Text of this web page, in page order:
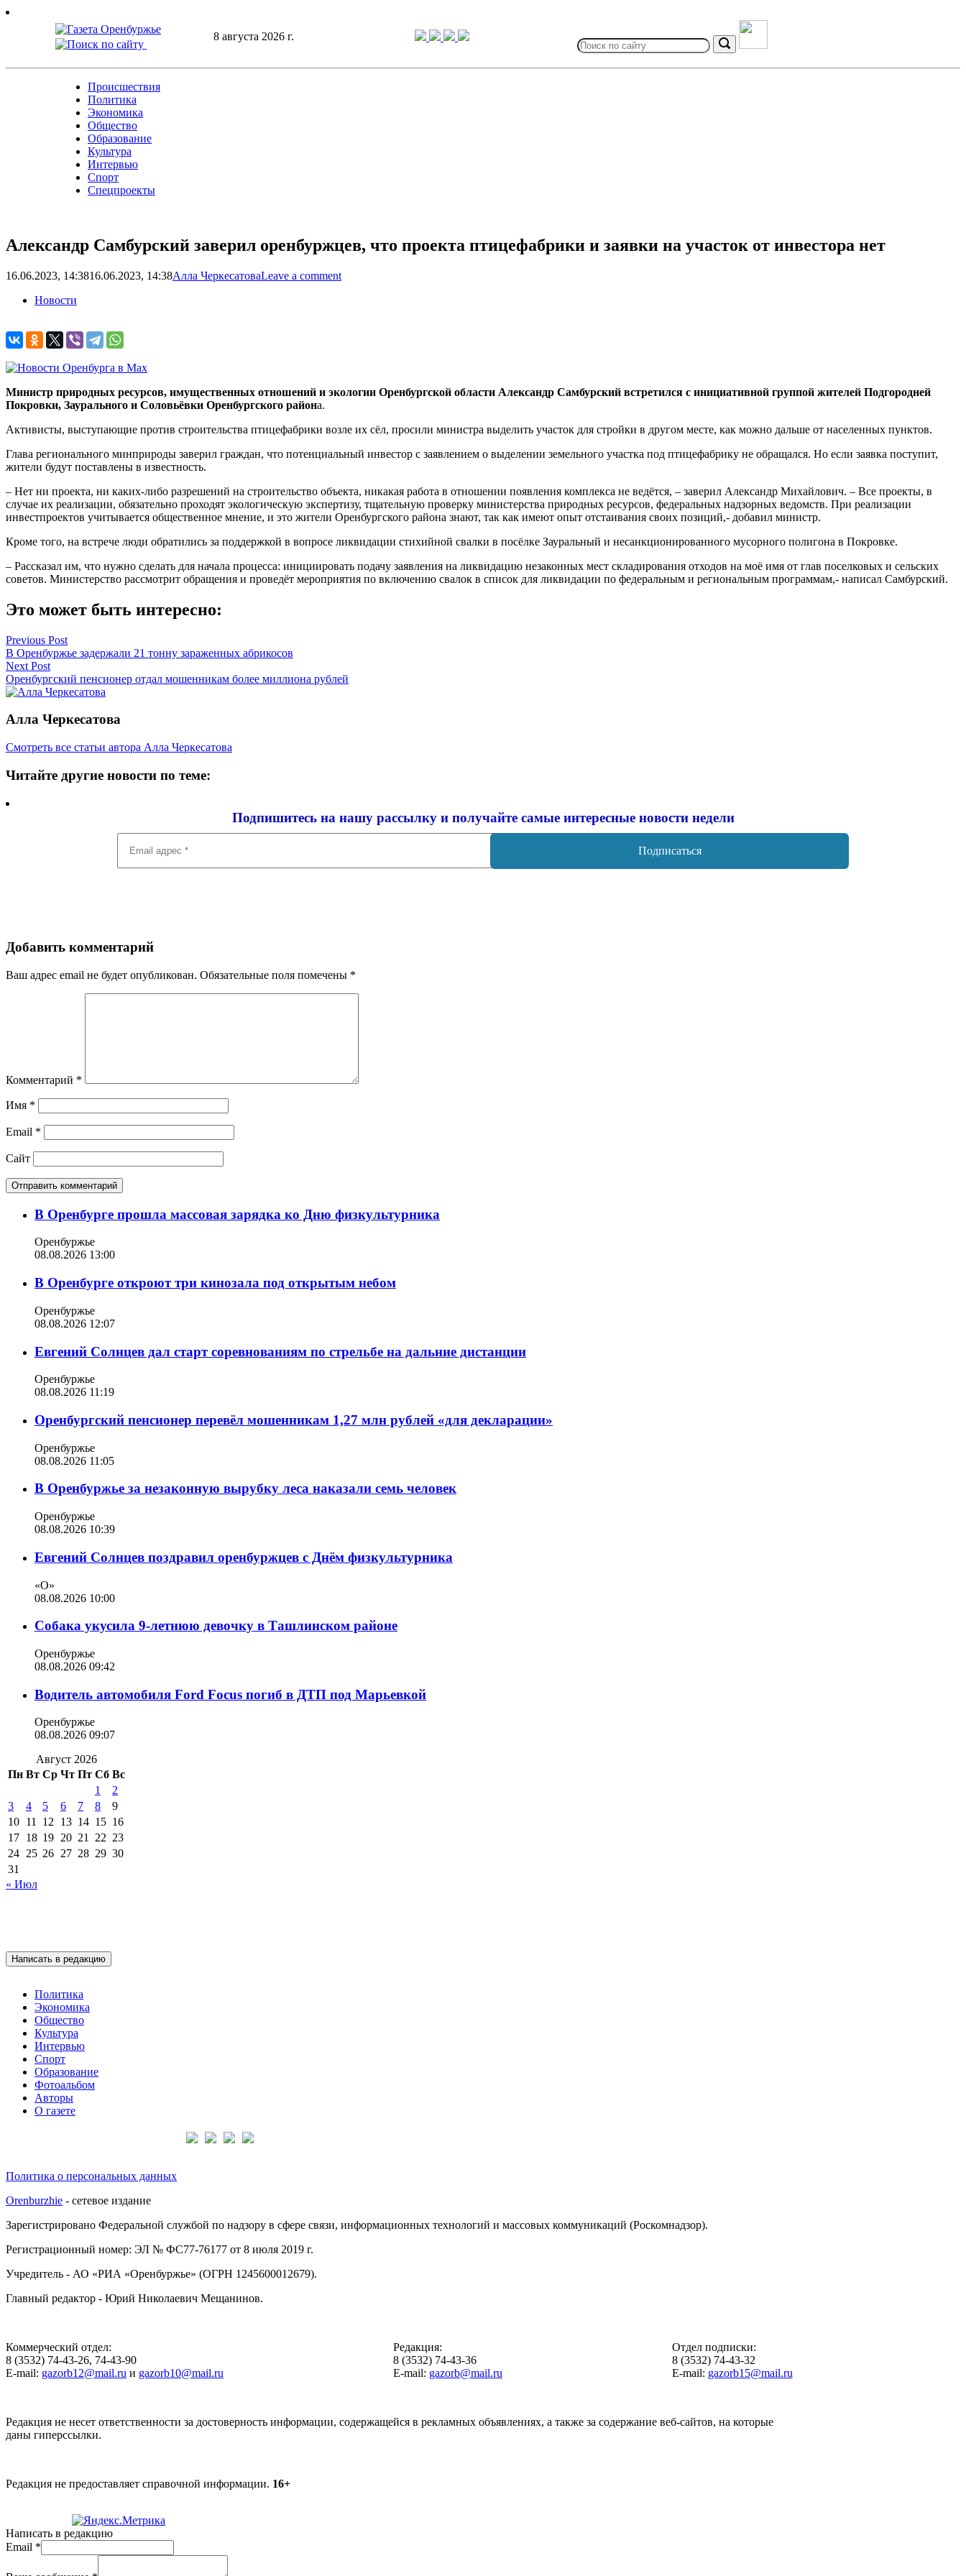
Skip
8 августа 2026 г.
for:
Search
Происшествия
Политика
Экономика
Общество
Образование
Культура
Интервью
Спорт
Спецпроекты
Александр Самбурский заверил оренбуржцев, что проекта птицефабрики и заявки на участок от инвестора нет
16.06.2023, 14:3816.06.2023, 14:38Алла ЧеркесатоваLeave a comment
Новости
Министр природных ресурсов, имущественных отношений и экологии Оренбургской области Александр Самбурский встретился с инициативной группой жителей Подгородней
Покровки, Заурального и Соловьёвки Оренбургского района.
Активисты, выступающие против строительства птицефабрики возле их сёл, просили министра выделить участок для стройки в другом месте, как можно дальше от населенных пунктов.
Глава регионального минприроды заверил граждан, что потенциальный инвестор с заявлением о выделении земельного участка под птицефабрику не обращался. Но если заявка поступит,
жители будут поставлены в известность.
– Нет ни проекта, ни каких-либо разрешений на строительство объекта, никакая работа в отношении появления комплекса не ведётся, – заверил Александр Михайлович. – Все проекты, в
случае их реализации, обязательно проходят экологическую экспертизу, тщательную проверку министерства природных ресурсов, федеральных надзорных ведомств. При реализации
инвестпроектов учитывается общественное мнение, и это жители Оренбургского района знают, так как имеют опыт отстаивания своих позиций,- добавил министр.
Кроме того, на встрече люди обратились за поддержкой в вопросе ликвидации стихийной свалки в посёлке Зауральный и несанкционированного мусорного полигона в Покровке.
– Рассказал им, что нужно сделать для начала процесса: инициировать подачу заявления на ликвидацию незаконных мест складирования отходов на моё имя от глав поселковых и сельских
советов. Министерство рассмотрит обращения и проведёт мероприятия по включению свалок в список для ликвидации по федеральным и региональным программам,- написал Самбурский.
Это может быть интересно:
Навигация
по
записям
Previous Post
В Оренбуржье задержали 21 тонну зараженных абрикосов
Next Post
Оренбургский пенсионер отдал мошенникам более миллиона рублей
Алла Черкесатова
Смотреть все статьи автора Алла Черкесатова
Читайте другие новости по теме:
Подпишитесь на нашу рассылку и получайте самые интересные новости недели
адрес
*
Добавить комментарий
Ваш адрес email не будет опубликован. Обязательные поля помечены *
Комментарий *
Имя *
Email *
Сайт
В Оренбурге прошла массовая зарядка ко Дню физкультурника
Оренбуржье
08.08.2026 13:00
В Оренбурге откроют три кинозала под открытым небом
Оренбуржье
08.08.2026 12:07
Евгений Солнцев дал старт соревнованиям по стрельбе на дальние дистанции
Оренбуржье
08.08.2026 11:19
Оренбургский пенсионер перевёл мошенникам 1,27 млн рублей «для декларации»
Оренбуржье
08.08.2026 11:05
В Оренбуржье за незаконную вырубку леса наказали семь человек
Оренбуржье
08.08.2026 10:39
Евгений Солнцев поздравил оренбуржцев с Днём физкультурника
«О»
08.08.2026 10:00
Собака укусила 9-летнюю девочку в Ташлинском районе
Оренбуржье
08.08.2026 09:42
Водитель автомобиля Ford Focus погиб в ДТП под Марьевкой
Оренбуржье
08.08.2026 09:07
Август 2026
Пн Вт Ср Чт Пт Сб Вс
1
2
3
4 5 6 7 8
9
10 11 12 13 14 15 16
17 18 19 20 21 22 23
24 25 26 27 28 29 30
31
« Июл
Написать в редакцию
Политика
Экономика
Общество
Культура
Интервью
Спорт
Образование
Фотоальбом
Авторы
О газете
Политика о персональных данных
Orenburzhie - сетевое издание
Зарегистрировано Федеральной службой по надзору в сфере связи, информационных технологий и массовых коммуникаций (Роскомнадзор).
Регистрационный номер: ЭЛ № ФС77-76177 от 8 июля 2019 г.
Учредитель - АО «РИА «Оренбуржье» (ОГРН 1245600012679).
Главный редактор - Юрий Николаевич Мещанинов.
Коммерческий отдел:
8 (3532) 74-43-26, 74-43-90
E-mail: gazorb12@mail.ru и gazorb10@mail.ru
Редакция:
8 (3532) 74-43-36
E-mail: gazorb@mail.ru
Отдел подписки:
8 (3532) 74-43-32
E-mail: gazorb15@mail.ru
Редакция не несет ответственности за достоверность информации, содержащейся в рекламных объявлениях, а также за содержание веб-сайтов, на которые
даны гиперссылки.
Редакция не предоставляет справочной информации. 16+
Написать в редакцию
Email *